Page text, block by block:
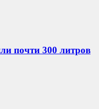
почти 300 литров